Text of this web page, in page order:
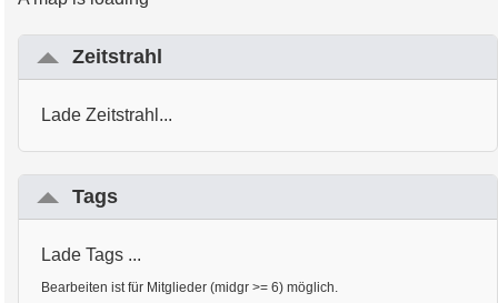
Zeitstrahl
Lade Zeitstrahl...
Tags
Lade Tags ...
Bearbeiten ist für Mitglieder (midgr >= 6) möglich.